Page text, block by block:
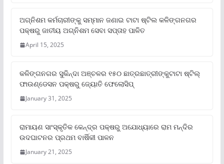
ଅଗ୍ନିଶମ କର୍ମଚାରୀଙ୍କୁ ସମ୍ମାନ ଜଣାଇ ଟାଟା ଷ୍ଟିଲ କଳିଙ୍ଗନଗର
ପକ୍ଷରୁ ଜାତୀୟ ଅଗ୍ନିଶମ ସେବା ସପ୍ତାହ ପାଳିତ
April 15, 2025
କଳିଙ୍ଗନଗର ସୁକିନ୍ଦା ଅଞ୍ଚଳର ୧୫୦ ଛାତ୍ରଛାତ୍ରୀଙ୍କୁଟାଟା ଷ୍ଟିଲ୍
ଫାଉଣ୍ଡେସନ ପକ୍ଷରୁ ଜ୍ୟୋତି ଫେଲୋସିପ୍‌
January 31, 2025
ରାମାୟଣ ସାଂସ୍କୃତିକ କେନ୍ଦ୍ର ପକ୍ଷରୁ ଅଯୋଧ୍ୟାରେ ରାମ ମନ୍ଦିର
ଉଦଘାଟନର ପ୍ରଥମ ବାର୍ଷିକୀ ପାଳନ
January 21, 2025